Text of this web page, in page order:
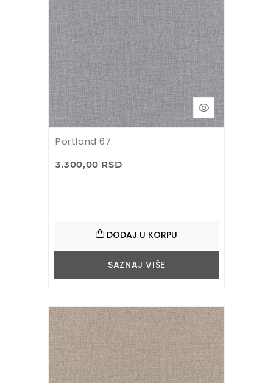
Portland 67
3.300,00 RSD
DODAJ U KORPU
SAZNAJ VIŠE